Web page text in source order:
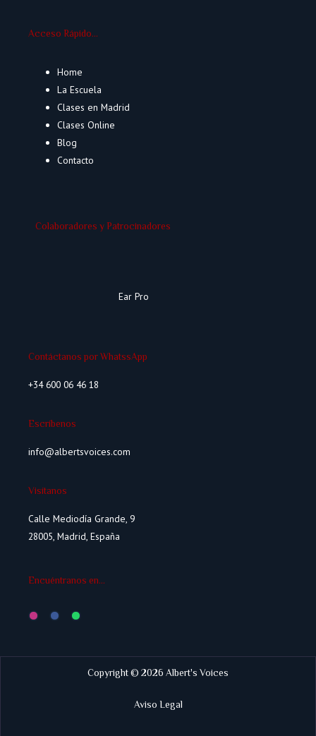
Acceso Rápido...
Home
La Escuela
Clases en Madrid
Clases Online
Blog
Contacto
Colaboradores y Patrocinadores
Ear Pro
Contáctanos por WhatssApp
+34 600 06 46 18
Escríbenos
info@albertsvoices.com
Visítanos
Calle Mediodía Grande, 9
28005, Madrid, España
Encuéntranos en...
Copyright © 2026 Albert's Voices
Aviso Legal